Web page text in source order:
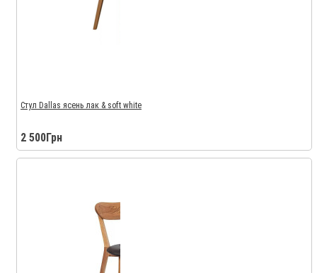
Стул Dallas ясень лак & soft white
2 500Грн